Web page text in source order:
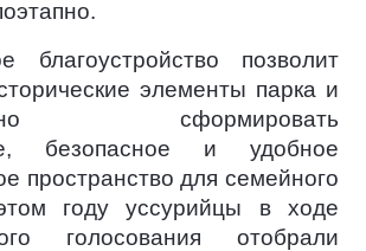
благоустройство позволит
элементы парка и
сформировать
безопасное и удобное
пространство для семейного
году уссурийцы в ходе
голосования отобрали